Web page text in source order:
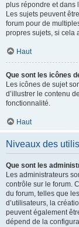
plus répondre et dans
Les sujets peuvent
forum pour de
propres sujets, si cela
Haut
Que sont les icônes
Les icônes de sujet
d’illustrer le contenu
fonctionnalité.
Haut
Niveaux des
Que sont les
Les administrateurs
contrôle sur le forum.
du forum, telles que
d’utilisateurs, la
peuvent également
dépend de la